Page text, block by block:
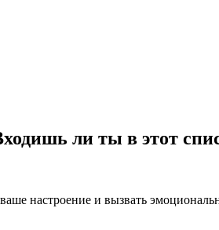
ли ты в этот
настроение и вызвать